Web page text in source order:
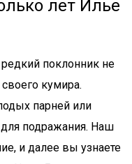
лет Илье
редкий поклонник не
кумира.
парней или
подражания. Наш
и далее вы узнаете